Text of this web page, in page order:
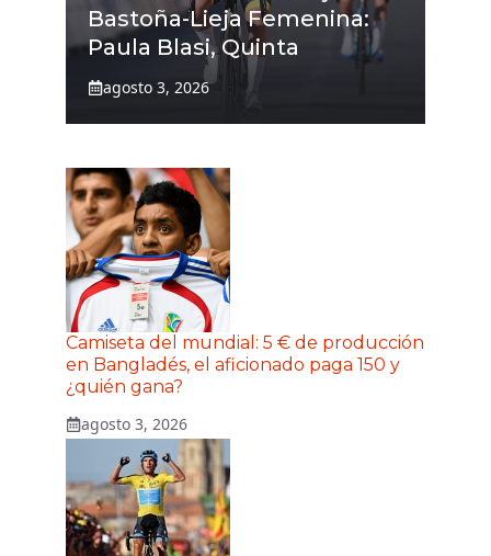
Bastoña-Lieja Femenina:
Paula Blasi, Quinta
agosto 3, 2026
Camiseta del mundial: 5 € de producción
en Bangladés, el aficionado paga 150 y
¿quién gana?
agosto 3, 2026